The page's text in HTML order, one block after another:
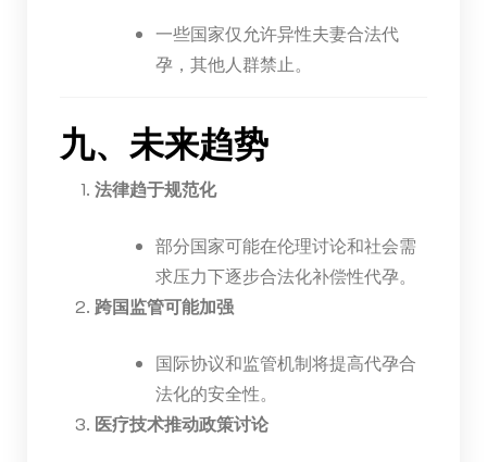
一些国家仅允许异性夫妻合法代
孕，其他人群禁止。
九、未来趋势
法律趋于规范化
部分国家可能在伦理讨论和社会需
求压力下逐步合法化补偿性代孕。
跨国监管可能加强
国际协议和监管机制将提高代孕合
法化的安全性。
医疗技术推动政策讨论